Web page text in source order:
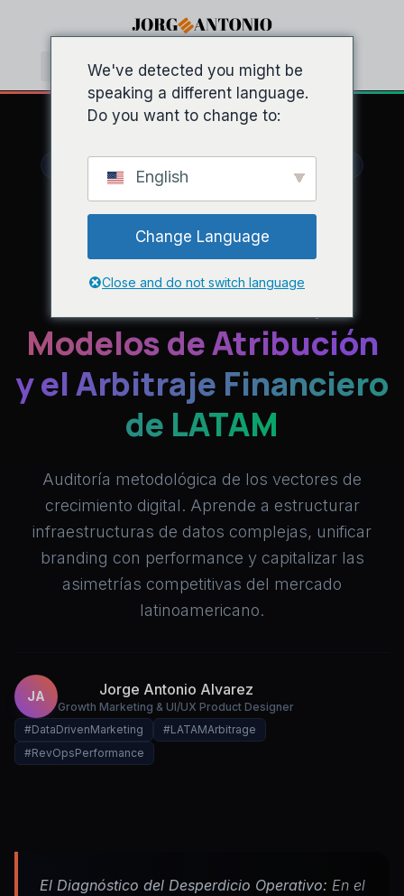
Estrategias de
Marketing Digital:
Métricas Clave,
Modelos de Atribución
y el Arbitraje Financiero
de LATAM
Auditoría metodológica de los vectores de
crecimiento digital. Aprende a estructurar
infraestructuras de datos complejas, unificar
branding con performance y capitalizar las
asimetrías competitivas del mercado
latinoamericano.
JA Jorge Antonio Alvarez
Growth Marketing & UI/UX Product Designer
#DataDrivenMarketing
#LATAMArbitrage
#RevOpsPerformance
El Diagnóstico del Desperdicio Operativo: En el
We've detected you might be
speaking a different language.
Do you want to change to:
English
Change Language
Close and do not switch language